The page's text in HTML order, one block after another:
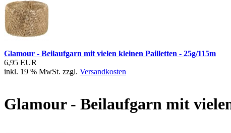
Glamour - Beilaufgarn mit vielen kleinen Pailletten - 25g/115m
6,95 EUR
inkl. 19 % MwSt. zzgl. Versandkosten
Glamour - Beilaufgarn mit